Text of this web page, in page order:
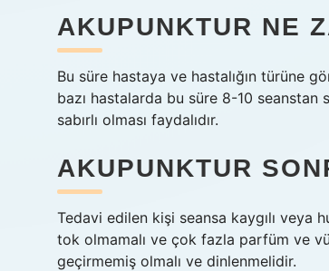
AKUPUNKTUR NE
Bu süre hastaya ve hastalığın türüne
bazı hastalarda bu süre 8-10
sabırlı olması faydalıdır.
AKUPUNKTUR
Tedavi edilen kişi seansa kaygılı veya
tok olmamalı ve çok fazla parfüm ve
geçirmemiş olmalı ve dinlenmelidir.